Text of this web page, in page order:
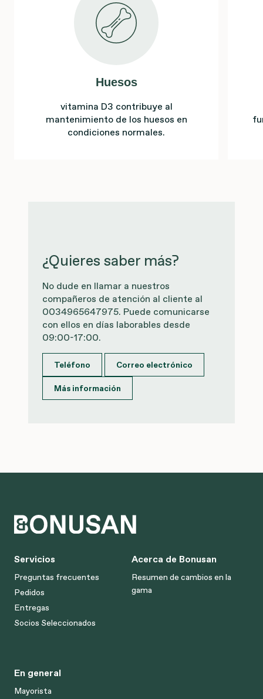
Huesos
vitamina D3 contribuye al
mantenimiento de los huesos en
condiciones normales.
¿Quieres saber más?
No dude en llamar a nuestros
compañeros de atención al cliente al
0034965647975. Puede comunicarse
con ellos en días laborables desde
09:00-17:00.
Teléfono
Correo electrónico
Más información
Servicios
Preguntas frecuentes
Pedidos
Entregas
Socios Seleccionados
Acerca de Bonusan
Resumen de cambios en la
gama
En general
Mayorista